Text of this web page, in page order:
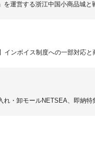
運営する浙江中国小商品城
インボイス制度への一部対応
・卸モールNETSEA、即納特